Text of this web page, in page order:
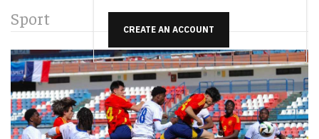
CREATE AN ACCOUNT
Sport